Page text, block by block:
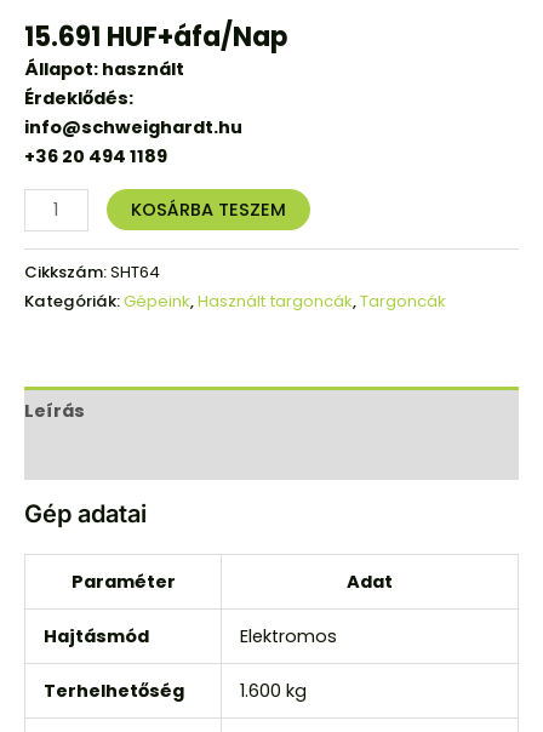
15.691 HUF+áfa/Nap
Állapot: használt
Érdeklődés:
info@schweighardt.hu
+36 20 494 1189
KOSÁRBA TESZEM
Cikkszám:SHT64
Kategóriák:Gépeink,Használt targoncák,Targoncák
Leírás
Gép adatai
Paraméter Adat
Hajtásmód Elektromos
Terhelhetőség 1.600 kg